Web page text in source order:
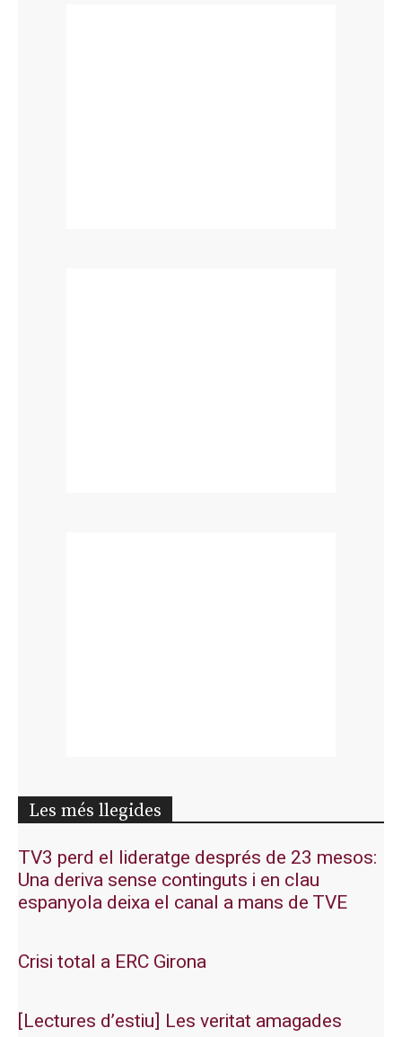
Les més llegides
TV3 perd el lideratge després de 23 mesos:
Una deriva sense continguts i en clau
espanyola deixa el canal a mans de TVE
Crisi total a ERC Girona
[Lectures d’estiu] Les veritat amagades